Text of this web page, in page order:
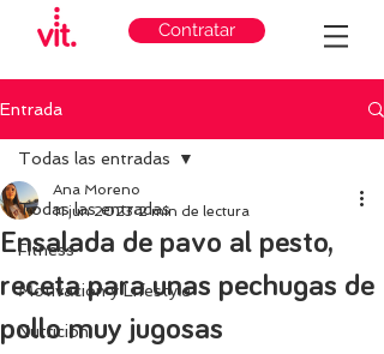
Contratar
Entrada
Todas las entradas
Fitness
Motivación y Lifestyle
Nutricion
Todas las entradas
Ensalada de pavo al pesto,
receta para unas pechugas de
pollo muy jugosas
Ana Moreno
11 jun 2023 2 min de lectura